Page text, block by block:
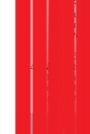
thiết
Nếu
điện
Nước:
tùy
nước
Vật liệu tủ
HDF, ván
xử lý cạnh
trương nở